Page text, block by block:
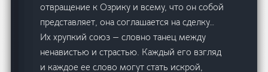
отвращение к Озрику и всему, что он собой
представляет, она соглашается на сделку…
Их хрупкий союз — словно танец между
ненавистью и страстью. Каждый его взгляд
и каждое ее слово могут стать искрой,